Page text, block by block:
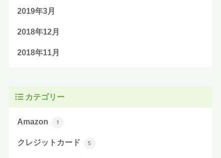
2019年3月
2018年12月
2018年11月
カテゴリー
Amazon 1
クレジットカード 5